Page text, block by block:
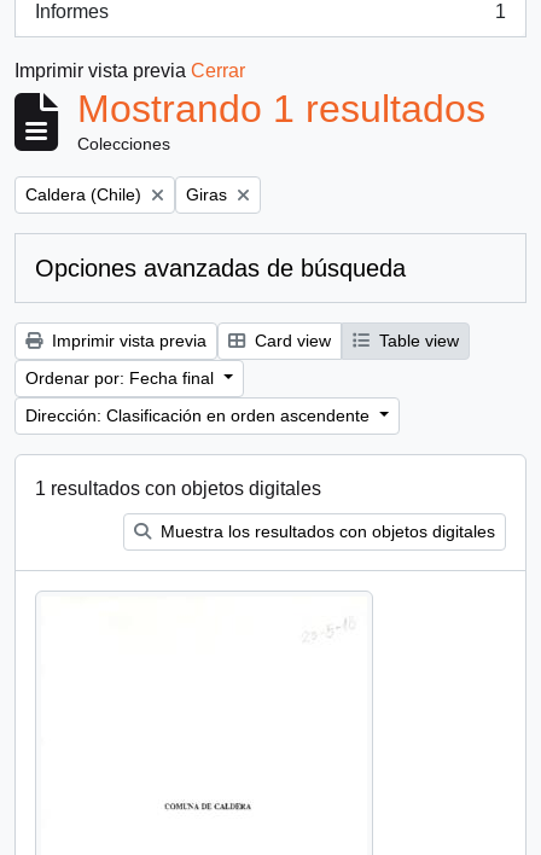
Informes
, 1 resultados
1
Imprimir vista previa Cerrar
Mostrando 1 resultados
Colecciones
Remove filter:
Caldera (Chile) Remove filter:
Giras
Opciones avanzadas de búsqueda
Imprimir vista previa Card view
Table view
Ordenar por: Fecha final
Dirección: Clasificación en orden ascendente
1 resultados con objetos digitales
Muestra los resultados con objetos digitales